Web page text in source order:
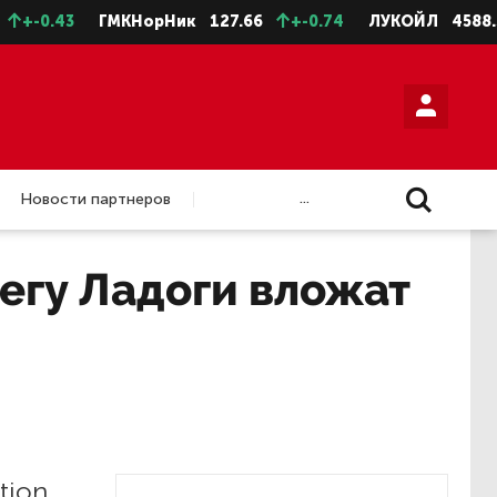
ГМКНорНик 127.66 +-0.74 ЛУКОЙЛ 4588.5
Новости партнеров ...
Ладоги вложат